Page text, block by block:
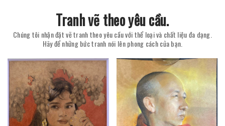
Tranh vẽ theo yêu cầu.
Chúng tôi nhận đặt vẽ tranh theo yêu cầu với thể loại và chất liệu đa dạng.
Hãy để những bức tranh nói lên phong cách của bạn.